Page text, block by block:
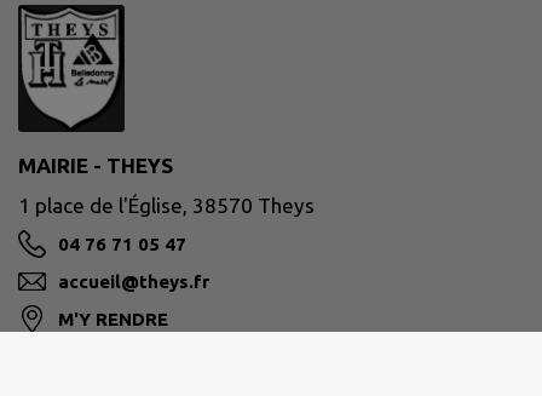
MAIRIE - THEYS
1 place de l'Église, 38570 Theys
04 76 71 05 47
accueil@theys.fr
M'Y RENDRE